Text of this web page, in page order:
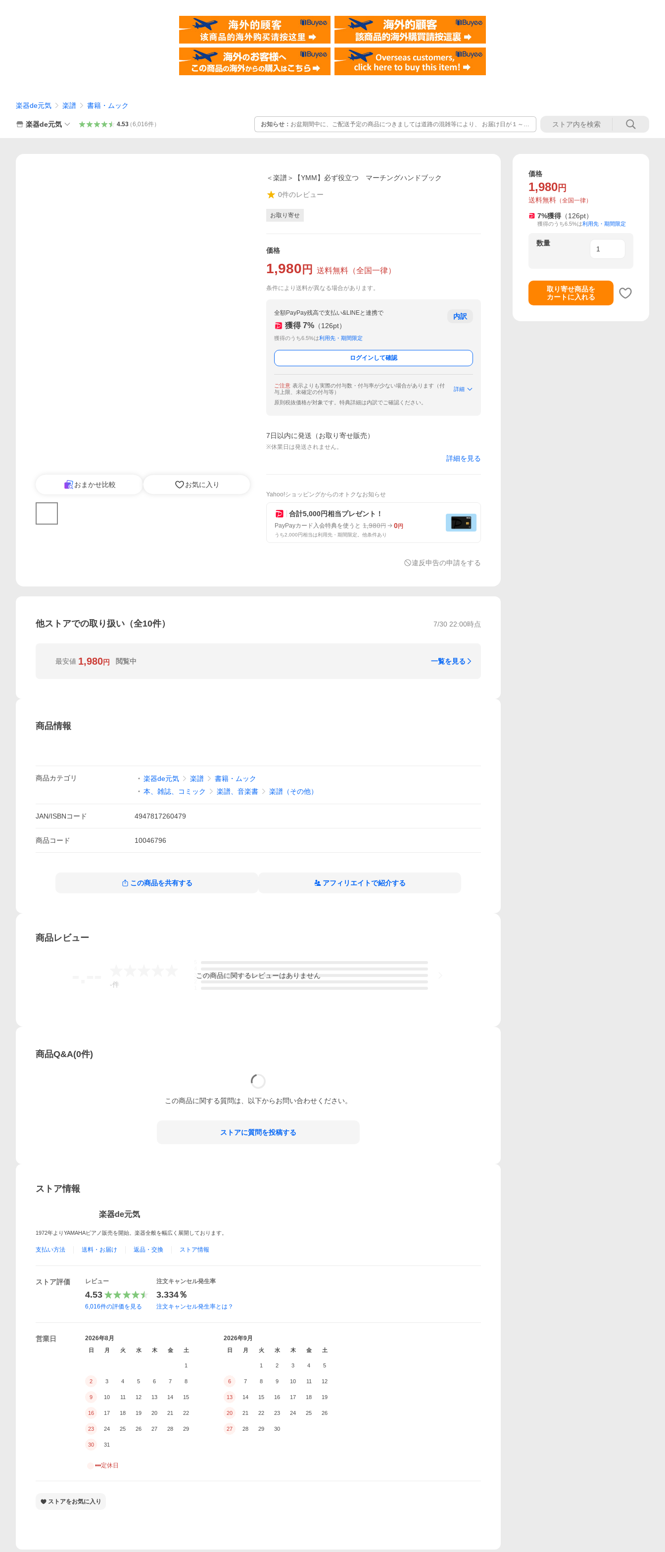
楽器de元気 楽譜 書籍・ムック
楽器de元気 4.53（6,016件） お知らせ： お盆期間中に、ご配送予定の商品につきましては道路の混雑等により、 お届け日が１～2
日程遅れる可能性がございます。また、期間中8月10日以降はメーカーが お盆休みとなる為、お取り
おまかせ比較 お気に入り
＜楽譜＞【YMM】必ず役立つ マーチングハンドブック
0件のレビュー
お取り寄せ
価格
1,980 円 送料無料 （全国一律）
条件により送料が異なる場合があります。
全額PayPay残高で支払い&LINEと連携で
獲得 7% （126pt）
獲得のうち6.5%は利用先・期間限定
内訳
ログインして確認
ご注意 表示よりも実際の付与数・付与率が少ない場合があります（付
与上限、未確定の付与等）
詳細
原則税抜価格が対象です。特典詳細は内訳でご確認ください。
7日以内に発送（お取り寄せ販売）
※休業日は発送されません。
詳細を見る
Yahoo!ショッピングからのオトクなお知らせ
合計5,000円相当プレゼント！
PayPayカード入会特典を使うと 1,980円 0円
うち2,000円相当は利用先・期間限定。他条件あり
違反申告の申請をする
他ストアでの取り扱い（全10件） 7/30 22:00時点
最安値 1,980円 閲覧中 一覧を見る
商品情報
商品カテゴリ 楽器de元気 楽譜
書籍・ムック
本、雑誌、コミック
楽譜、音楽書 楽譜（その他）
JAN/ISBNコード 4947817260479
商品コード 10046796
この商品を共有する アフィリエイトで紹介する
商品レビュー
-件
この商品に関するレビューはありません
商品Q&A(0件)
この商品に関する質問は、以下からお問い合わせください。
ストアに質問を投稿する
ストア情報
楽器de元気
1972年よりYAMAHAピアノ販売を開始。楽器全般を幅広く展開しております。
支払い方法 送料・お届け 返品・交換 ストア情報
ストア評価 レビュー
4.53
6,016件の評価を見る
注文キャンセル発生率
3.334％
注文キャンセル発生率とは？
営業日 2026年8月
日 月 火 水 木 金 土
1
2 3 4 5 6 7 8
9 10 11 12 13 14 15
16 17 18 19 20 21 22
23 24 25 26 27 28 29
30 31
2026年9月
日 月 火 水 木 金 土
1 2 3 4 5
6 7 8 9 10 11 12
13 14 15 16 17 18 19
20 21 22 23 24 25 26
27 28 29 30
•••定休日
ストアをお気に入り
価格
1,980 円
送料無料 （全国一律）
7%獲得 （126pt）
獲得のうち6.5%は利用先・期間限定
数量
取り寄せ商品を
カートに入れる